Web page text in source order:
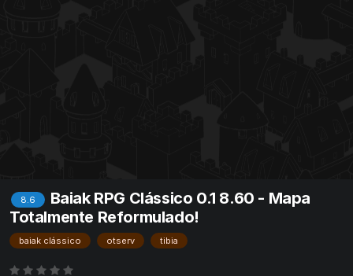
8.6
Baiak RPG Clássico 0.1 8.60 - Mapa
Totalmente Reformulado!
baiak clássico otserv tibia